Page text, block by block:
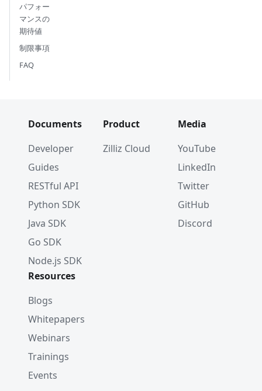
パフォー
マンスの
期待値
制限事項
FAQ
Documents
Developer
Guides
RESTful API
Python SDK
Java SDK
Go SDK
Node.js SDK
Product
Zilliz Cloud
Media
YouTube
LinkedIn
Twitter
GitHub
Discord
Resources
Blogs
Whitepapers
Webinars
Trainings
Events